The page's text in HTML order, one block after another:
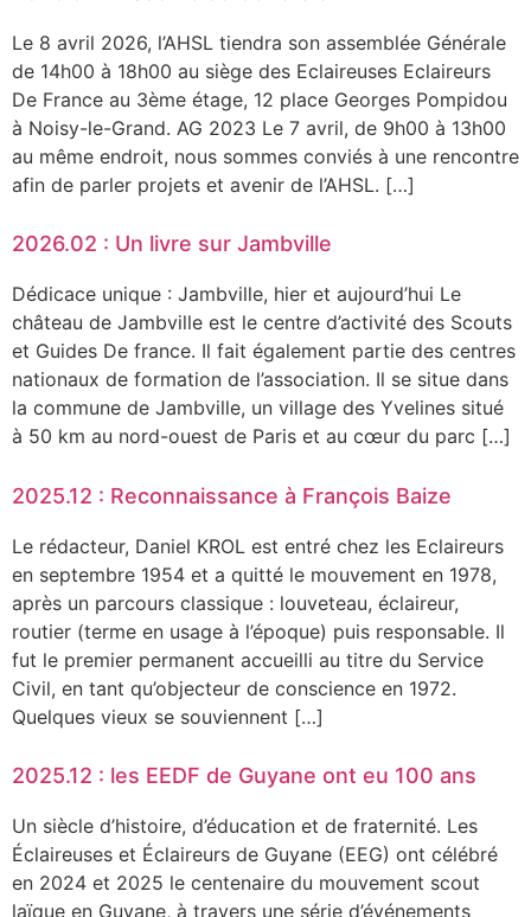
Le 8 avril 2026, l’AHSL tiendra son assemblée Générale
de 14h00 à 18h00 au siège des Eclaireuses Eclaireurs
De France au 3ème étage, 12 place Georges Pompidou
à Noisy-le-Grand. AG 2023 Le 7 avril, de 9h00 à 13h00
au même endroit, nous sommes conviés à une rencontre
afin de parler projets et avenir de l’AHSL. […]
2026.02 : Un livre sur Jambville
Dédicace unique : Jambville, hier et aujourd’hui Le
château de Jambville est le centre d’activité des Scouts
et Guides De france. Il fait également partie des centres
nationaux de formation de l’association. Il se situe dans
la commune de Jambville, un village des Yvelines situé
à 50 km au nord-ouest de Paris et au cœur du parc […]
2025.12 : Reconnaissance à François Baize
Le rédacteur, Daniel KROL est entré chez les Eclaireurs
en septembre 1954 et a quitté le mouvement en 1978,
après un parcours classique : louveteau, éclaireur,
routier (terme en usage à l’époque) puis responsable. Il
fut le premier permanent accueilli au titre du Service
Civil, en tant qu’objecteur de conscience en 1972.
Quelques vieux se souviennent […]
2025.12 : les EEDF de Guyane ont eu 100 ans
Un siècle d’histoire, d’éducation et de fraternité. Les
Éclaireuses et Éclaireurs de Guyane (EEG) ont célébré
en 2024 et 2025 le centenaire du mouvement scout
laïque en Guyane, à travers une série d’événements